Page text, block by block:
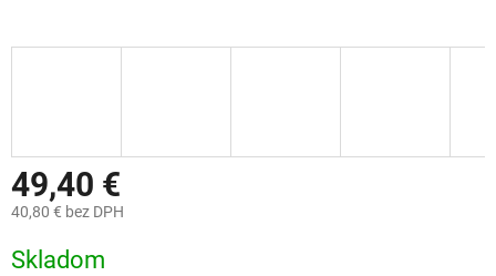
49,40 €
40,80 € bez DPH
cena:
Skladom